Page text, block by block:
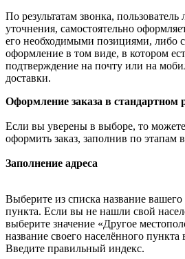
По результатам звонка,
уточнения, самостоятельно
его необходимыми позициями, либо
оформление в том виде, в котором
подтверждение на почту или на
доставки.
Оформление заказа в стандартном
Если вы уверены в выборе, то можете
оформить заказ, заполнив по этапам
Заполнение адреса
Выберите из списка название
пункта. Если вы не нашли свой
выберите значение «Другое
название своего населённого пункта
Введите правильный индекс.